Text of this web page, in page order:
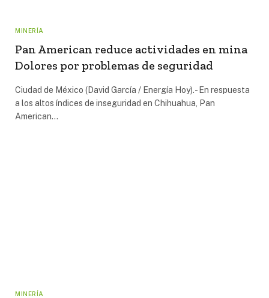
MINERÍA
Pan American reduce actividades en mina
Dolores por problemas de seguridad
Ciudad de México (David García / Energía Hoy).- En respuesta
a los altos índices de inseguridad en Chihuahua, Pan
American…
MINERÍA